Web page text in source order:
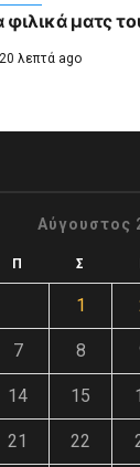
φιλικά ματς
20 λεπτά ago
Αύγουστος
Π Σ
1
7 8
14 15
21 22